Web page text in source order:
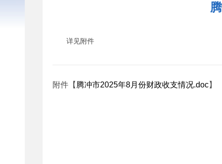
详见附件
附件【 腾冲市2025年8月份财政收支情况.doc】